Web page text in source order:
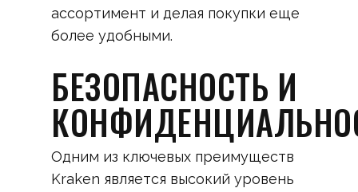
ассортимент и делая покупки еще
более удобными.
БЕЗОПАСНОСТЬ И
Одним из ключевых преимуществ
Kraken является высокий уровень